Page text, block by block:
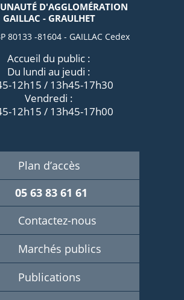
D'AGGLOMÉRATION
GAILLAC - GRAULHET
80133 -81604 - GAILLAC Cedex
Accueil du public :
Du lundi au jeudi :
12h15 / 13h45-17h30
Vendredi :
12h15 / 13h45-17h00
Plan d’accès
05 63 83 61 61
Contactez-nous
Marchés publics
Publications